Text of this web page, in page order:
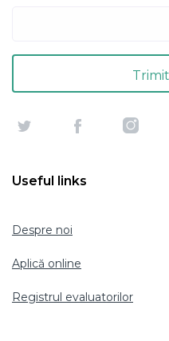
Useful links
Despre noi
Aplică online
Registrul evaluatorilor